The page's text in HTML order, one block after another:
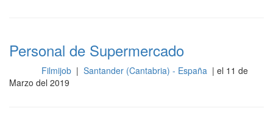
Personal de Supermercado
Filmijob | Santander (Cantabria) - España | el 11 de
Marzo del 2019